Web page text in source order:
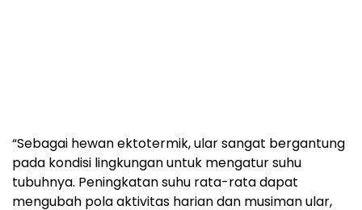
“Sebagai hewan ektotermik, ular sangat bergantung
pada kondisi lingkungan untuk mengatur suhu
tubuhnya. Peningkatan suhu rata-rata dapat
mengubah pola aktivitas harian dan musiman ular,